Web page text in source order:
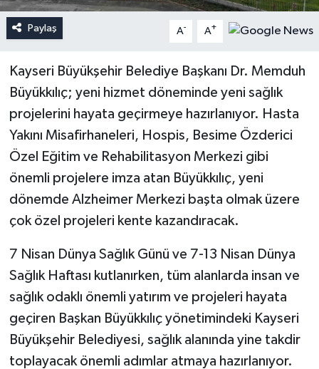
Paylaş A- A+
Kayseri Büyükşehir Belediye Başkanı Dr. Memduh
Büyükkılıç; yeni hizmet döneminde yeni sağlık
projelerini hayata geçirmeye hazırlanıyor. Hasta
Yakını Misafirhaneleri, Hospis, Besime Özderici
Özel Eğitim ve Rehabilitasyon Merkezi gibi
önemli projelere imza atan Büyükkılıç, yeni
dönemde Alzheimer Merkezi başta olmak üzere
çok özel projeleri kente kazandıracak.
7 Nisan Dünya Sağlık Günü ve 7-13 Nisan Dünya
Sağlık Haftası kutlanırken, tüm alanlarda insan ve
sağlık odaklı önemli yatırım ve projeleri hayata
geçiren Başkan Büyükkılıç yönetimindeki Kayseri
Büyükşehir Belediyesi, sağlık alanında yine takdir
toplayacak önemli adımlar atmaya hazırlanıyor.